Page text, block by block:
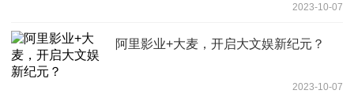
2023-10-07
阿里影业+大麦，开启大文娱新纪元？
2023-10-07